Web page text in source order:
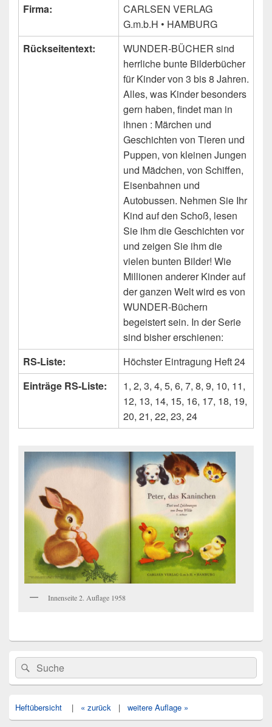
Firma:
CARLSEN VERLAG
G.m.b.H • HAMBURG
Rückseitentext:
WUNDER-BÜCHER sind
herrliche bunte Bilderbücher
für Kinder von 3 bis 8 Jahren.
Alles, was Kinder besonders
gern haben, findet man in
ihnen : Märchen und
Geschichten von Tieren und
Puppen, von kleinen Jungen
und Mädchen, von Schiffen,
Eisenbahnen und
Autobussen. Nehmen Sie Ihr
Kind auf den Schoß, lesen
Sie ihm die Geschichten vor
und zeigen Sie ihm die
vielen bunten Bilder! Wie
Millionen anderer Kinder auf
der ganzen Welt wird es von
WUNDER-Büchern
begeistert sein. In der Serie
sind bisher erschienen:
RS-Liste:
Höchster Eintragung Heft 24
Einträge RS-Liste:
1, 2, 3, 4, 5, 6, 7, 8, 9, 10, 11,
12, 13, 14, 15, 16, 17, 18, 19,
20, 21, 22, 23, 24
Innenseite 2. Auflage 1958
Primärer
Seitenleisten
Widget-
Bereich
Search
for:
Suche
Heftübersicht | « zurück | weitere Auflage »